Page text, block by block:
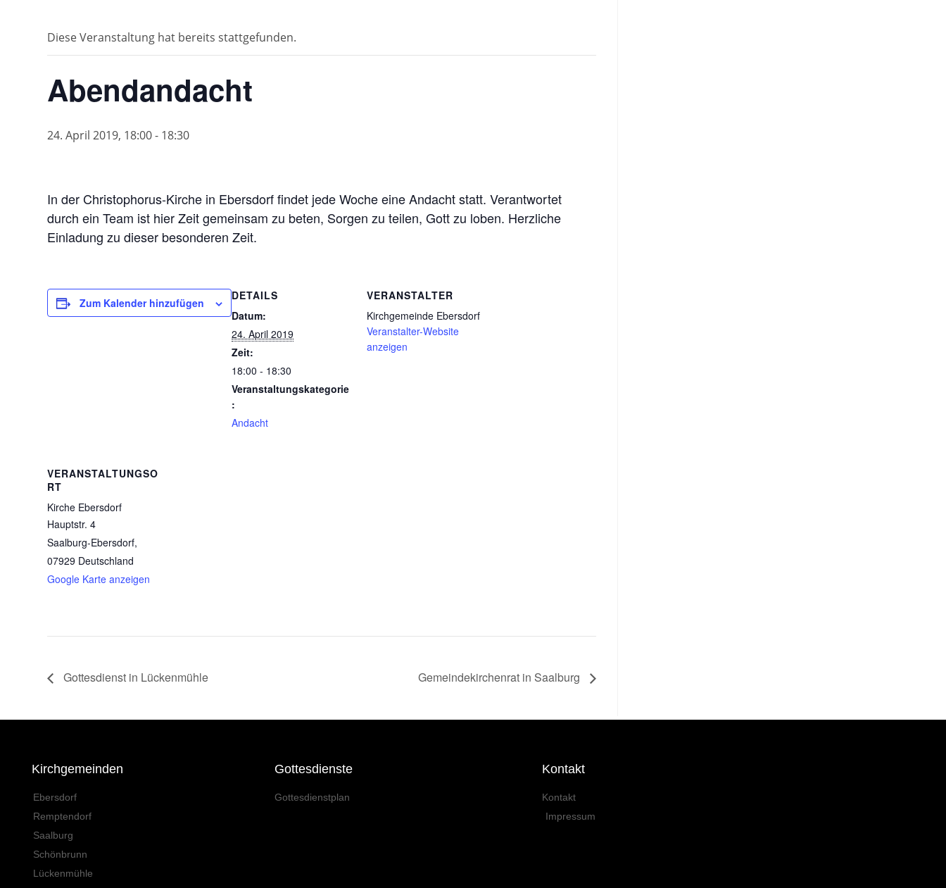
Diese Veranstaltung hat bereits stattgefunden.
Abendandacht
24. April 2019, 18:00- 18:30
In der Christophorus-Kirche in Ebersdorf findet jede Woche eine Andacht statt. Verantwortet
durch ein Team ist hier Zeit gemeinsam zu beten, Sorgen zu teilen, Gott zu loben. Herzliche
Einladung zu dieser besonderen Zeit.
Zum Kalender hinzufügen
DETAILS
Datum:
24. April 2019
Zeit:
18:00 - 18:30
Veranstaltungskategorie
:
Andacht
VERANSTALTER
Kirchgemeinde Ebersdorf
Veranstalter-Website
anzeigen
VERANSTALTUNGSO
RT
Kirche Ebersdorf
Hauptstr. 4
Saalburg-Ebersdorf,
07929 Deutschland
Google Karte anzeigen
Gottesdienst in Lückenmühle Gemeindekirchenrat in Saalburg
Kirchgemeinden
Ebersdorf
Remptendorf
Saalburg
Schönbrunn
Lückenmühle
Gottesdienste
Gottesdienstplan
Kontakt
Kontakt
Impressum